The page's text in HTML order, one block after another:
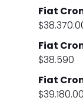
Fiat
Fiat
$38.590
Fiat